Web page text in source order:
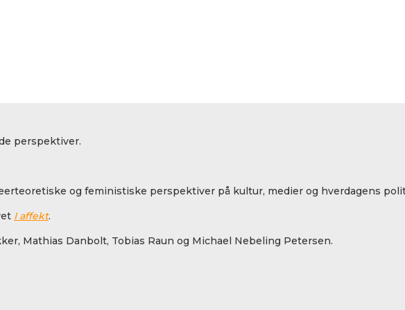
perspektiver.
og feministiske perspektiver på kultur, medier og hverdagens
I affekt.
Mathias Danbolt, Tobias Raun og Michael Nebeling Petersen.